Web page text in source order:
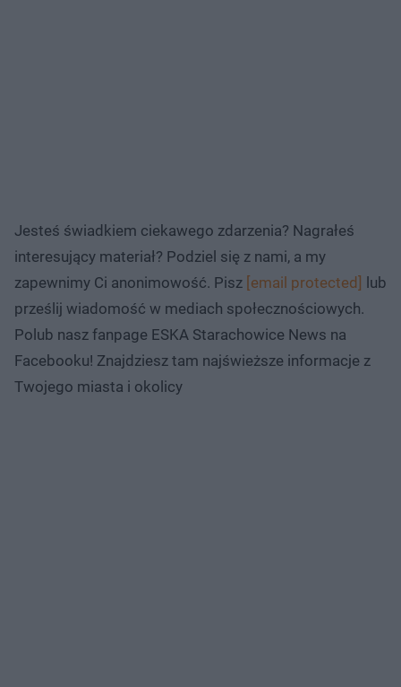
Jesteś świadkiem ciekawego zdarzenia? Nagrałeś
interesujący materiał? Podziel się z nami, a my
zapewnimy Ci anonimowość. Pisz [email protected]
lub
prześlij wiadomość w mediach społecznościowych.
Polub nasz fanpage ESKA Starachowice News na
Facebooku! Znajdziesz tam najświeższe informacje z
Twojego miasta i okolicy